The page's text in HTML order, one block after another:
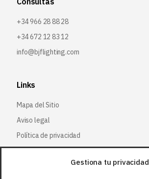
Gestiona tu privacidad
+34 966 28 88 28
+34 672 12 83 12
info@bjflighting.com
Links
Mapa del Sitio
Aviso legal
Política de privacidad
Política de cookies